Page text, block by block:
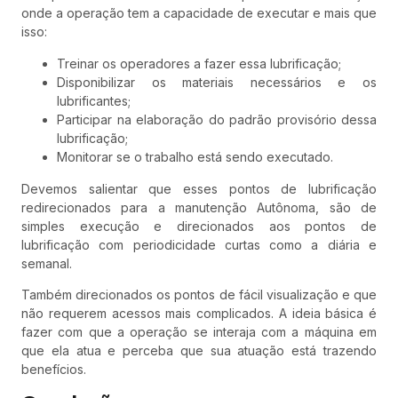
onde a operação tem a capacidade de executar e mais que
isso:
Treinar os operadores a fazer essa lubrificação;
Disponibilizar os materiais necessários e os
lubrificantes;
Participar na elaboração do padrão provisório dessa
lubrificação;
Monitorar se o trabalho está sendo executado.
Devemos salientar que esses pontos de lubrificação
redirecionados para a manutenção Autônoma, são de
simples execução e direcionados aos pontos de
lubrificação com periodicidade curtas como a diária e
semanal.
Também direcionados os pontos de fácil visualização e que
não requerem acessos mais complicados. A ideia básica é
fazer com que a operação se interaja com a máquina em
que ela atua e perceba que sua atuação está trazendo
benefícios.